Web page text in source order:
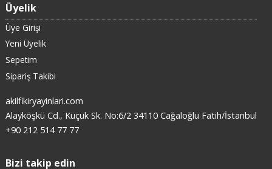
Üyelik
Üye Girişi
Yeni Üyelik
Sepetim
Sipariş Takibi
akilfikiryayinlari.com
Alayköşkü Cd., Küçük Sk. No:6/2 34110 Cağaloğlu Fatih/İstanbul
+90 212 514 77 77
Bizi takip edin